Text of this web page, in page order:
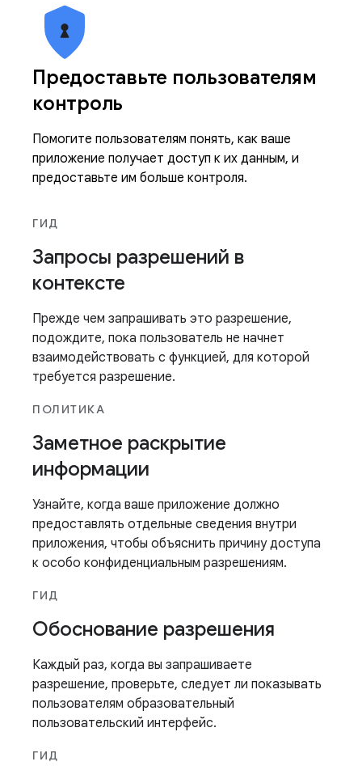
Предоставьте пользователям
контроль
Помогите пользователям понять, как ваше
приложение получает доступ к их данным, и
предоставьте им больше контроля.
ГИД
Запросы разрешений в
контексте
Прежде чем запрашивать это разрешение,
подождите, пока пользователь не начнет
взаимодействовать с функцией, для которой
требуется разрешение.
ПОЛИТИКА
Заметное раскрытие
информации
Узнайте, когда ваше приложение должно
предоставлять отдельные сведения внутри
приложения, чтобы объяснить причину доступа
к особо конфиденциальным разрешениям.
ГИД
Обоснование разрешения
Каждый раз, когда вы запрашиваете
разрешение, проверьте, следует ли показывать
пользователям образовательный
пользовательский интерфейс.
ГИД